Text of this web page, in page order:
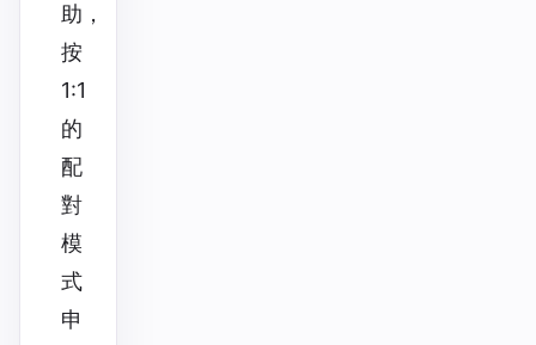
助，
按
1:1
的
配
對
模
式
申